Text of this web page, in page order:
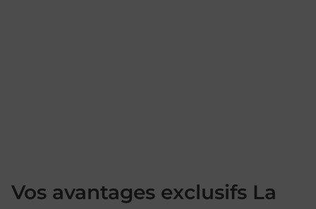
Vos avantages exclusifs La